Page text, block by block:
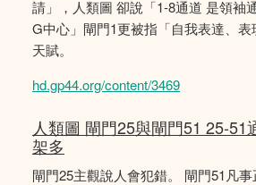
請」，人類圖 卻說「1-8通道 是領袖
G中心」閘門1更被指「自我表達、
天賦。
hd.gp44.org/content/3469
人類圖 閘門25與閘門51 25-51
架多
閘門25主觀說人會犯錯。 閘門51凡